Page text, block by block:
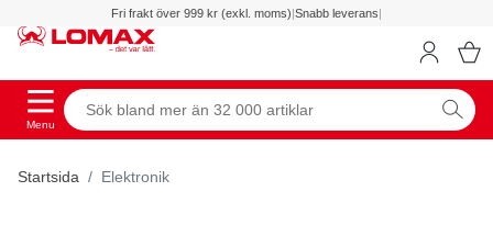
Fri frakt över 999 kr (exkl. moms)|Snabb leverans|
Menu
Startsida Elektronik